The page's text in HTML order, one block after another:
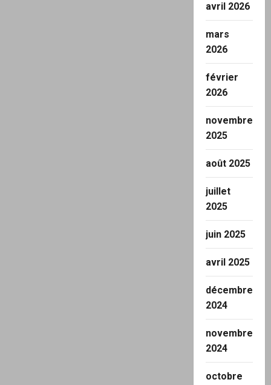
avril 2026
mars
2026
février
2026
novembre
2025
août 2025
juillet
2025
juin 2025
avril 2025
décembre
2024
novembre
2024
octobre